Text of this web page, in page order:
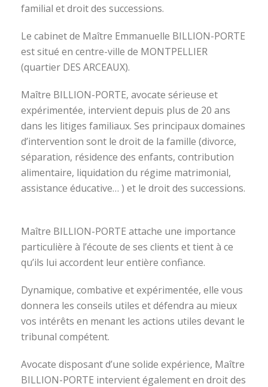
familial et droit des successions.
Le cabinet de Maître Emmanuelle BILLION-PORTE
est situé en centre-ville de MONTPELLIER
(quartier DES ARCEAUX).
Maître BILLION-PORTE, avocate sérieuse et
expérimentée, intervient depuis plus de 20 ans
dans les litiges familiaux. Ses principaux domaines
d’intervention sont le droit de la famille (divorce,
séparation, résidence des enfants, contribution
alimentaire, liquidation du régime matrimonial,
assistance éducative… ) et le droit des successions.
Maître BILLION-PORTE attache une importance
particulière à l’écoute de ses clients et tient à ce
qu’ils lui accordent leur entière confiance.
Dynamique, combative et expérimentée, elle vous
donnera les conseils utiles et défendra au mieux
vos intérêts en menant les actions utiles devant le
tribunal compétent.
Avocate disposant d’une solide expérience, Maître
BILLION-PORTE intervient également en droit des